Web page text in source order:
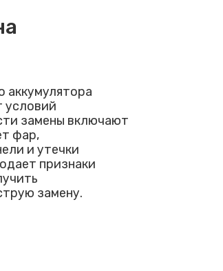
аккумулятора
условий
замены включают
фар,
и утечки
признаки
замену.